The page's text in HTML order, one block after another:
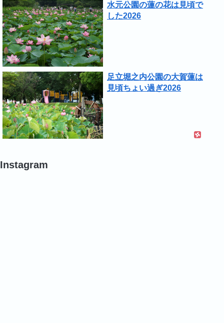
水元公園の蓮の花は見頃で
した2026
足立堀之内公園の大賀蓮は
見頃ちょい過ぎ2026
Instagram